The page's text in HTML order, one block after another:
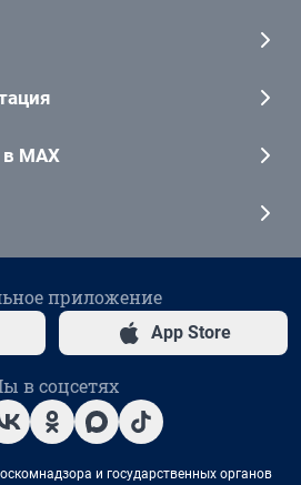
MAX
приложение
App Store
в соцсетях
и государственных органов